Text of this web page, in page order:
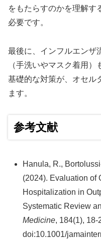
をもたらすのかを理解す
必要です。
最後に、インフルエンザ
（手洗いやマスク着用
基礎的な対策が、オセル
ます。
参考文献
Hanula, R.,
(2024). Evaluation of
Hospitalization in
Systematic Review
Medicine, 184(1), 18-
doi:10.1001/